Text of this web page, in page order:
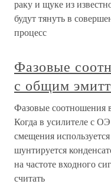
раку и щуке из
будут тянуть в
процесс
Фазовые
с общим
Фазовые соотношения
Когда в усилителе с
смещения
шунтируется
на частоте входного
считать